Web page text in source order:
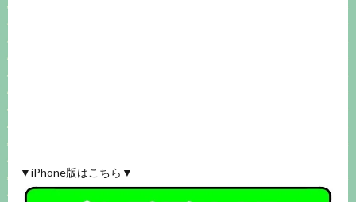
▼iPhone版はこちら▼